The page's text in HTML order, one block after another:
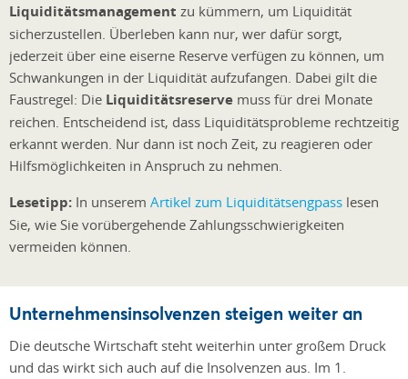
Liquiditätsmanagement zu kümmern, um Liquidität
sicherzustellen. Überleben kann nur, wer dafür sorgt,
jederzeit über eine eiserne Reserve verfügen zu können, um
Schwankungen in der Liquidität aufzufangen. Dabei gilt die
Faustregel: Die Liquiditätsreserve muss für drei Monate
reichen. Entscheidend ist, dass Liquiditätsprobleme rechtzeitig
erkannt werden. Nur dann ist noch Zeit, zu reagieren oder
Hilfsmöglichkeiten in Anspruch zu nehmen.
Lesetipp: In unserem Artikel zum Liquiditätsengpass lesen
Sie, wie Sie vorübergehende Zahlungsschwierigkeiten
vermeiden können.
Unternehmensinsolvenzen steigen weiter an
Die deutsche Wirtschaft steht weiterhin unter großem Druck
und das wirkt sich auch auf die Insolvenzen aus. Im 1.